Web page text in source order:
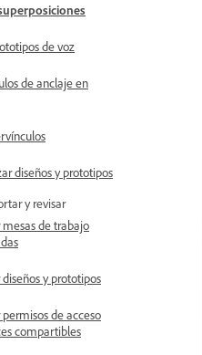
de voz
de anclaje en
diseños y prototipos
y revisar
de trabajo
y prototipos
permisos de acceso
compartibles